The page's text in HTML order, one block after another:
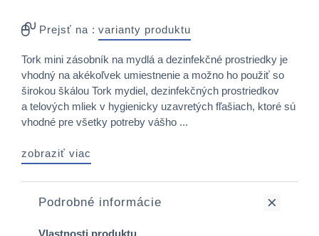
Prejsť na : varianty produktu
Tork mini zásobník na mydlá a dezinfekčné prostriedky je
vhodný na akékoľvek umiestnenie a možno ho použiť so
širokou škálou Tork mydiel, dezinfekčných prostriedkov
a telových mliek v hygienicky uzavretých fľašiach, ktoré sú
vhodné pre všetky potreby vášho ...
zobraziť viac
Podrobné informácie
Vlastnosti produktu